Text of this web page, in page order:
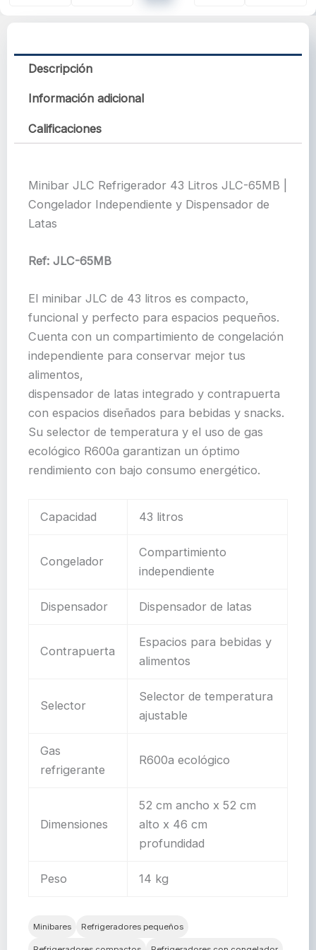
Descripción
Información adicional
Calificaciones
Minibar JLC Refrigerador 43 Litros JLC-65MB |
Congelador Independiente y Dispensador de
Latas
Ref: JLC-65MB
El minibar JLC de 43 litros es compacto,
funcional y perfecto para espacios pequeños.
Cuenta con un compartimiento de congelación
independiente para conservar mejor tus
alimentos,
dispensador de latas integrado y contrapuerta
con espacios diseñados para bebidas y snacks.
Su selector de temperatura y el uso de gas
ecológico R600a garantizan un óptimo
rendimiento con bajo consumo energético.
Capacidad 43 litros
Congelador
Compartimiento
independiente
Dispensador Dispensador de latas
Contrapuerta
Espacios para bebidas y
alimentos
Selector
Selector de temperatura
ajustable
Gas
refrigerante
R600a ecológico
Dimensiones
52 cm ancho x 52 cm
alto x 46 cm
profundidad
Peso 14 kg
Minibares Refrigeradores pequeños